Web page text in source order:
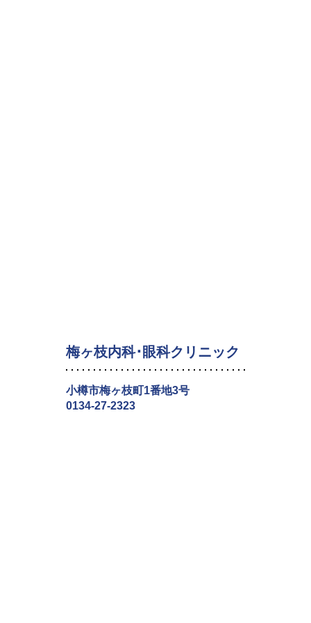
梅ヶ枝内科･眼科クリニック
小樽市梅ヶ枝町1番地3号
0134-27-2323